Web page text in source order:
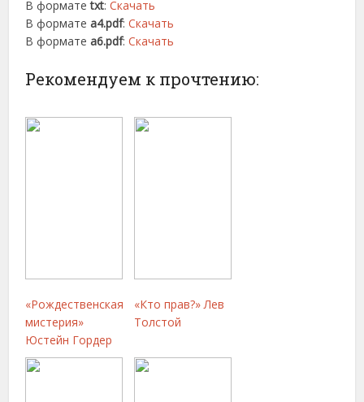
В форматеtxt:Скачать
В форматеa4.pdf:Скачать
В форматеa6.pdf:Скачать
Рекомендуем к прочтению:
«Рождественская
мистерия»
Юстейн Гордер
«Кто прав?» Лев
Толстой